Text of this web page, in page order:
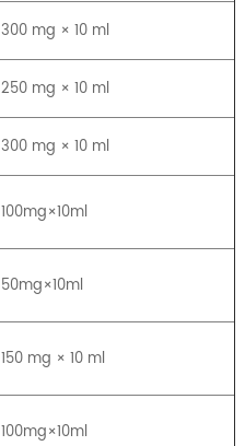
300 mg × 10 ml
250 mg × 10 ml
300 mg × 10 ml
100mg×10ml
50mg×10ml
150 mg × 10 ml
100mg×10ml